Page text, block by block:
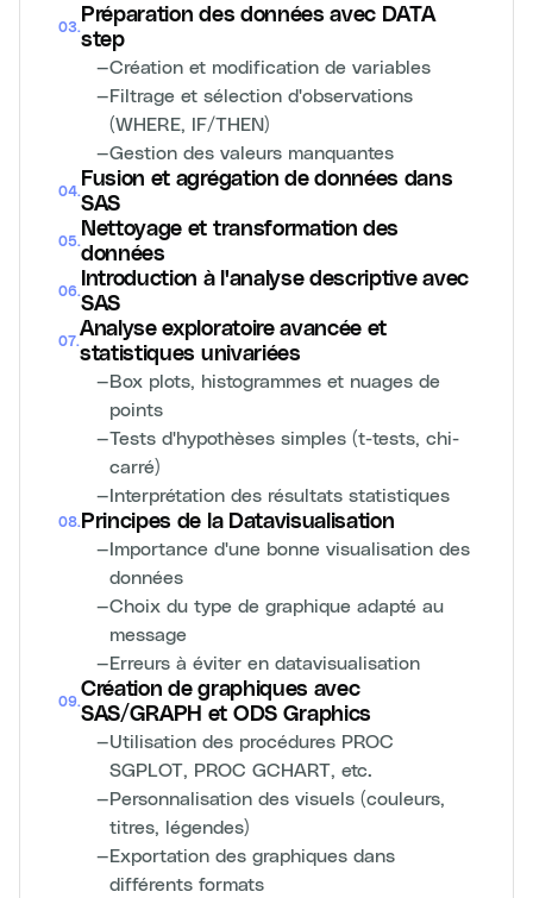
03.
Préparation des données avec DATA
step
—Création et modification de variables
—Filtrage et sélection d'observations
(WHERE, IF/THEN)
—Gestion des valeurs manquantes
04.
Fusion et agrégation de données dans
SAS
05.
Nettoyage et transformation des
données
06.
Introduction à l'analyse descriptive avec
SAS
07.
Analyse exploratoire avancée et
statistiques univariées
—Box plots, histogrammes et nuages de
points
—Tests d'hypothèses simples (t-tests, chi-
carré)
—Interprétation des résultats statistiques
08. Principes de la Datavisualisation
—Importance d'une bonne visualisation des
données
—Choix du type de graphique adapté au
message
—Erreurs à éviter en datavisualisation
09.
Création de graphiques avec
SAS/GRAPH et ODS Graphics
—Utilisation des procédures PROC
SGPLOT, PROC GCHART, etc.
—Personnalisation des visuels (couleurs,
titres, légendes)
—Exportation des graphiques dans
différents formats